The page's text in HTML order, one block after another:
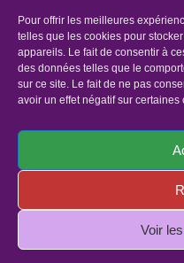
Pour offrir les meilleures
telles que les cookies pour
appareils. Le fait de consentir à
des données telles que le
sur ce site. Le fait de ne pas
avoir un effet négatif sur
Voir
Peinture Séance à
distance offerte
0.00 €
Politique de